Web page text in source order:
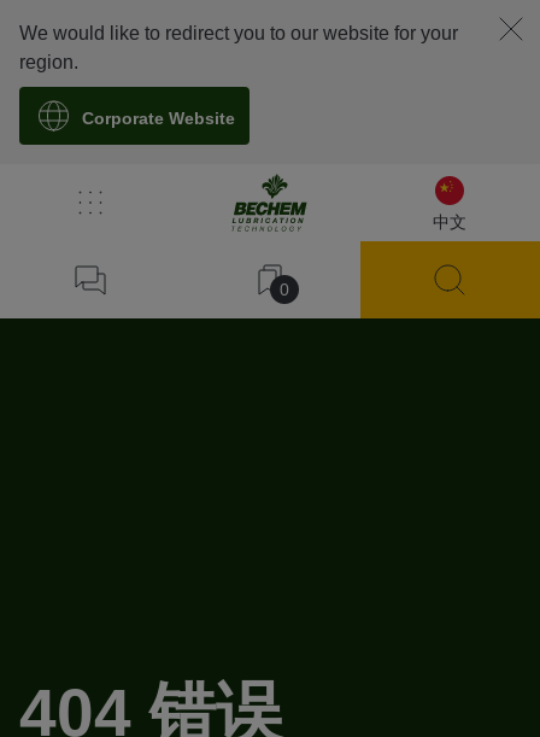
中文
0
We would like to redirect you to our website for your
region.
Corporate Website
404
404 错误